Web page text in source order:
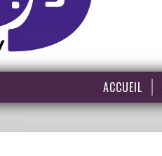
ACCUEIL